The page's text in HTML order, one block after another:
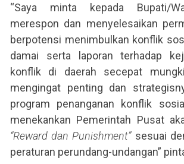
“Saya minta kepada Bupati/
merespon dan menyelesaikan
berpotensi menimbulkan konflik
damai serta laporan terhadap
konflik di daerah secepat
mengingat penting dan
program penanganan konflik
menekankan Pemerintah Pusat
“Reward dan Punishment”sesuai
peraturan perundang-undangan”